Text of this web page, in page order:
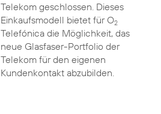
Telekom geschlossen. Dieses
Einkaufsmodell bietet für O2
Telefónica die Möglichkeit, das
neue Glasfaser-Portfolio der
Telekom für den eigenen
Kundenkontakt abzubilden.